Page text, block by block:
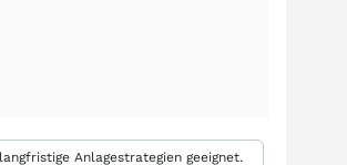
Anlagestrategien geeignet.